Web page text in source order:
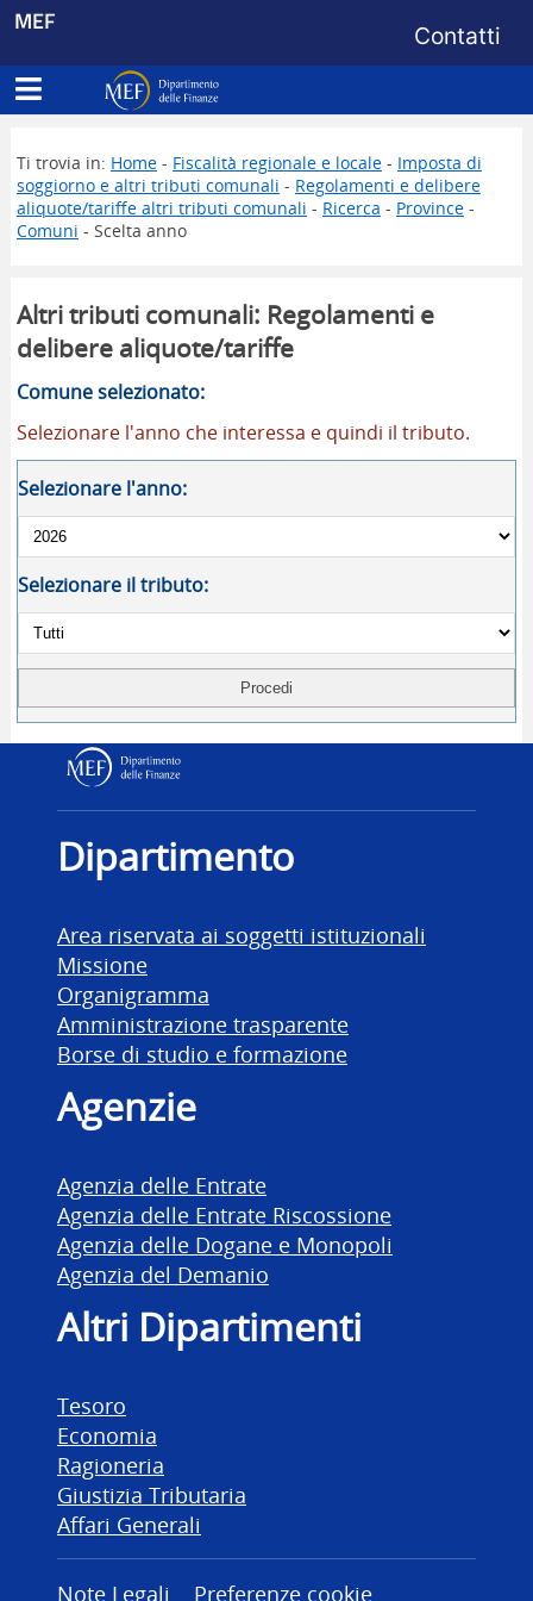
MEF Menu di
Contatti
Apri menu principale
Dipartimento delle Finanze
Ti trovia in: Home- Fiscalità regionale e locale- Imposta di
soggiorno e altri tributi comunali - Regolamenti e delibere
aliquote/tariffe altri tributi comunali - Ricerca - Province-
Comuni - Scelta anno
Altri tributi comunali: Regolamenti e
delibere aliquote/tariffe
Comune selezionato:
Selezionare l'anno che interessa e quindi il tributo.
Selezionare l'anno:
Selezionare il tributo:
Dipartimento delle
Dipartimento
Area riservata ai soggetti istituzionali
Missione
Organigramma
Amministrazione trasparente
Borse di studio e formazione
Agenzie
Agenzia delle Entrate
Agenzia delle Entrate Riscossione
Agenzia delle Dogane e Monopoli
Agenzia del Demanio
Altri Dipartimenti
Tesoro
Economia
Ragioneria
Giustizia Tributaria
Affari Generali
Note Legali Preferenze cookie